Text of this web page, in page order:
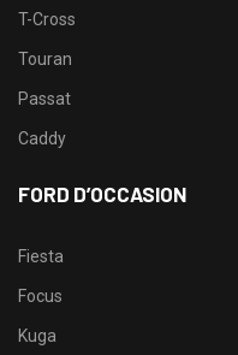
T-Cross
Touran
Passat
Caddy
FORD D’OCCASION
Fiesta
Focus
Kuga